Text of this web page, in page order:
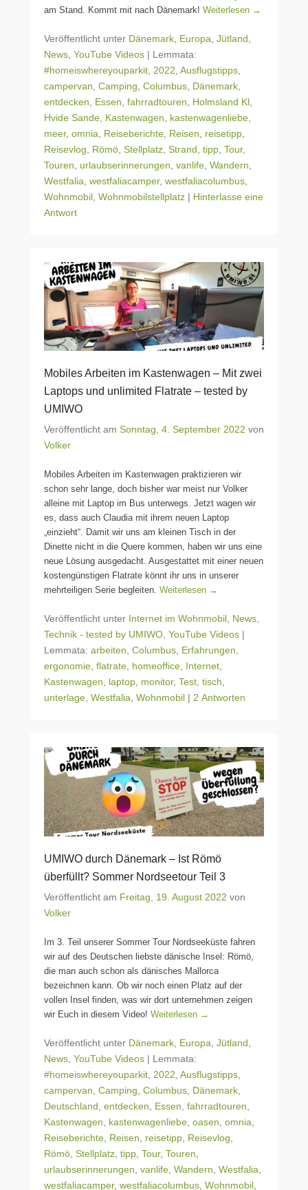
am Stand. Kommt mit nach Dänemark! Weiterlesen →
Veröffentlicht unter Dänemark Europa Jütland
News YouTube Videos | Lemmata:
#homeiswhereyouparkit 2022 Ausflugstipps
campervan Camping Columbus Dänemark
entdecken
Essen fahrradtouren Holmsland Kl
Hvide Sande Kastenwagen kastenwagenliebe
meer, omnia Reiseberichte Reisen reisetipp
Reisevlog
Römö Stellplatz Strand tipp Tour,
Touren
urlaubserinnerungen vanlife Wandern
Westfalia westfaliacamper, westfaliacolumbus
Wohnmobil Wohnmobilstellplatz | Hinterlasse eine
Antwort
Mobiles Arbeiten im Kastenwagen – Mit zwei
Laptops und unlimited Flatrate – tested by
UMIWO
Veröffentlicht am Sonntag, 4. September 2022 von
Volker
Mobiles Arbeiten im Kastenwagen praktizieren wir
schon sehr lange, doch bisher war meist nur Volker
alleine mit Laptop im Bus unterwegs. Jetzt wagen wir
es, dass auch Claudia mit ihrem neuen Laptop
„einzieht“. Damit wir uns am kleinen Tisch in der
Dinette nicht in die Quere kommen, haben wir uns eine
neue Lösung ausgedacht. Ausgestattet mit einer neuen
kostengünstigen Flatrate könnt ihr uns in unserer
mehrteiligen Serie begleiten. Weiterlesen →
Veröffentlicht unter Internet im Wohnmobil, News,
Technik - tested by UMIWO, YouTube Videos |
Lemmata: arbeiten, Columbus, Erfahrungen,
ergonomie, flatrate, homeoffice, Internet,
Kastenwagen, laptop, monitor, Test, tisch,
unterlage, Westfalia, Wohnmobil | 2 Antworten
UMIWO durch Dänemark – Ist Römö
überfüllt? Sommer Nordseetour Teil 3
Veröffentlicht am Freitag, 19. August 2022 von
Volker
Im 3. Teil unserer Sommer Tour Nordseeküste fahren
wir auf des Deutschen liebste dänische Insel: Römö,
die man auch schon als dänisches Mallorca
bezeichnen kann. Ob wir noch einen Platz auf der
vollen Insel finden, was wir dort unternehmen zeigen
wir Euch in diesem Video! Weiterlesen →
Veröffentlicht unter Dänemark Europa Jütland
News YouTube Videos | Lemmata:
#homeiswhereyouparkit 2022 Ausflugstipps
campervan Camping Columbus Dänemark
Deutschland entdecken Essen fahrradtouren
Kastenwagen
kastenwagenliebe oasen omnia
Reiseberichte Reisen reisetipp Reisevlog
Römö Stellplatz tipp Tour, Touren
urlaubserinnerungen vanlife Wandern Westfalia
westfaliacamper, westfaliacolumbus Wohnmobil